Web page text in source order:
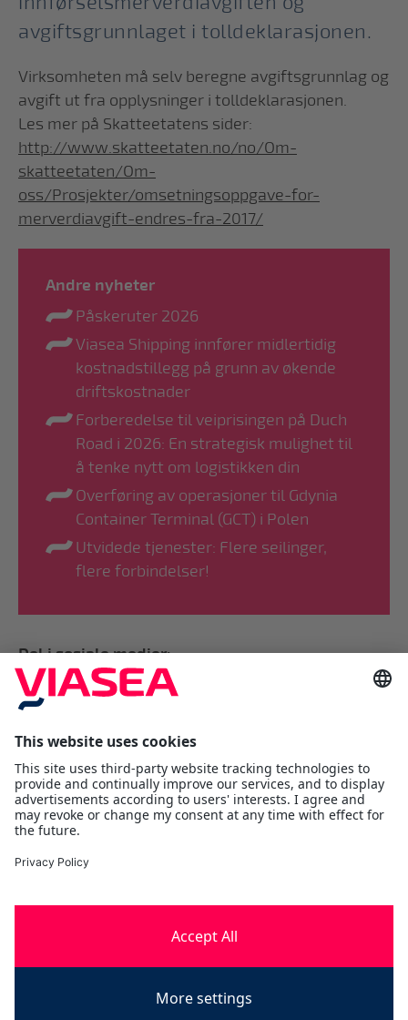
avgiftsgrunnlaget i tolldeklarasjonen.
Virksomheten må selv beregne avgiftsgrunnlag og
avgift ut fra opplysninger i tolldeklarasjonen.
Les mer på Skatteetatens sider:
http://www.skatteetaten.no/no/Om-
skatteetaten/Om-
oss/Prosjekter/omsetningsoppgave-for-
merverdiavgift-endres-fra-2017/
Andre nyheter
Påskeruter 2026
Viasea Shipping innfører midlertidig
kostnadstillegg på grunn av økende
driftskostnader
Forberedelse til veiprisingen på Duch
Road i 2026: En strategisk mulighet til
å tenke nytt om logistikken din
Overføring av operasjoner til Gdynia
Container Terminal (GCT) i Polen
Utvidede tjenester: Flere seilinger,
flere forbindelser!
Del i sosiale medier:
Viasea Shipping AS
Værftsgata 1 C
1511 Moss
Tlf:+47 69 25 70 00
contact@viasea.com